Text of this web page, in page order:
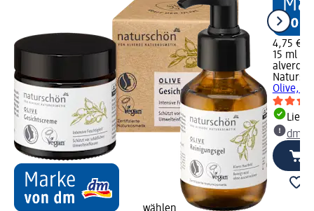
4,75 €
15 ml
alverde
Olive,
dm